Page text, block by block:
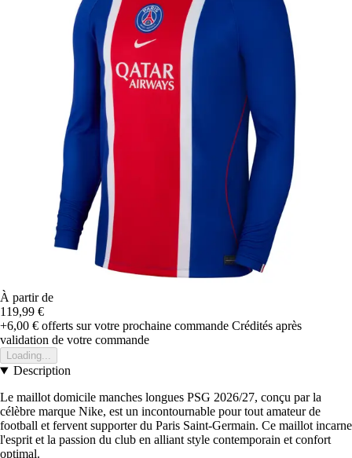
À partir de
119,99 €
+6,00 € offerts sur votre prochaine commande Crédités après
validation de votre commande
Loading...
Description
Le maillot domicile manches longues PSG 2026/27, conçu par la
célèbre marque Nike, est un incontournable pour tout amateur de
football et fervent supporter du Paris Saint-Germain. Ce maillot incarne
l'esprit et la passion du club en alliant style contemporain et confort
optimal.